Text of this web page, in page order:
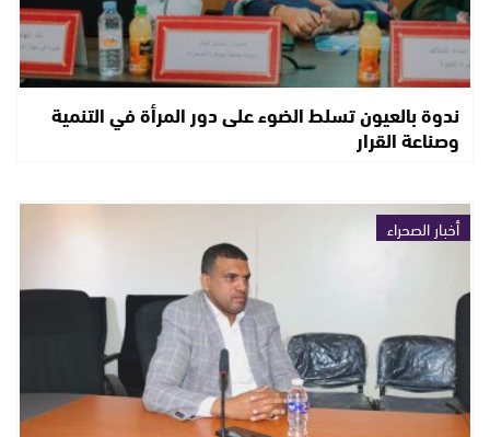
ندوة بالعيون تسلط الضوء على دور المرأة في التنمية
وصناعة القرار
أخبار الصحراء